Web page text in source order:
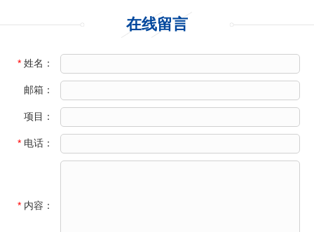
在线留言
* 姓名：
邮箱：
项目：
* 电话：
* 内容：